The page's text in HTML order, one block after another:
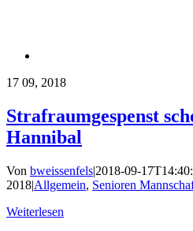
17 09, 2018
Strafraumgespenst
Hannibal
Von bweissenfels|2018-09-
2018|Allgemein, Senioren
Weiterlesen